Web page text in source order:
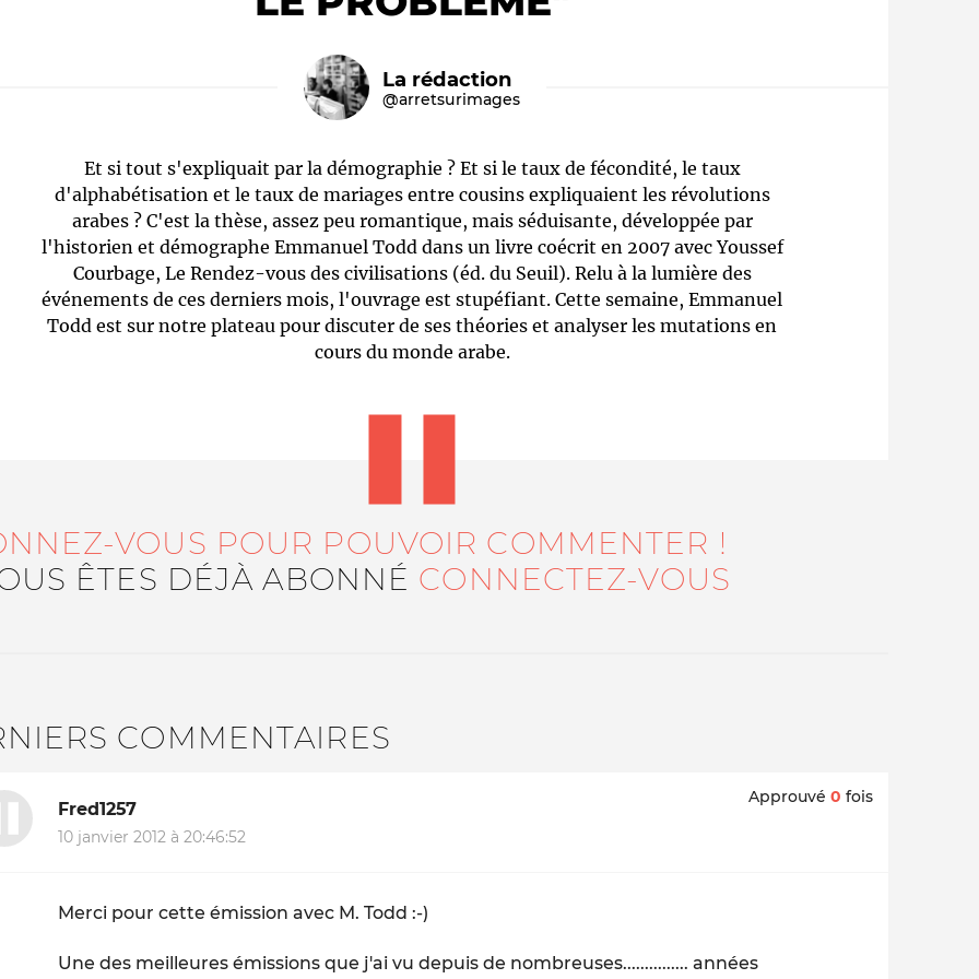
Le médiateur L'équipe Qui sommes-nous ?
La rédaction
@arretsurimages
Et si tout s'expliquait par la démographie ? Et si le taux de fécondité, le taux
d'alphabétisation et le taux de mariages entre cousins expliquaient les révolutions
arabes ? C'est la thèse, assez peu romantique, mais séduisante, développée par
l'historien et démographe Emmanuel Todd dans un livre coécrit en 2007 avec Youssef
Courbage, Le Rendez-vous des civilisations (éd. du Seuil). Relu à la lumière des
événements de ces derniers mois, l'ouvrage est stupéfiant. Cette semaine, Emmanuel
Todd est sur notre plateau pour discuter de ses théories et analyser les mutations en
cours du monde arabe.
VOUS POUR POUVOIR COMMENTER !
ÊTES DÉJÀ ABONNÉ CONNECTEZ-VOUS
COMMENTAIRES
Fred1257
10 janvier 2012 à 20:46:52
Approuvé 0 fois
Merci pour cette émission avec M. Todd :-)
Une des meilleures émissions que j'ai vu depuis de nombreuses............... années